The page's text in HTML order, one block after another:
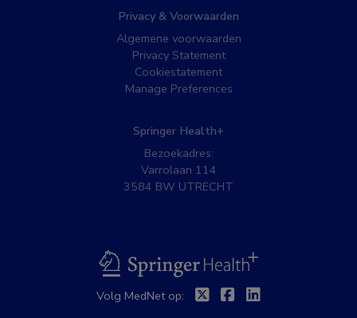
Privacy & Voorwaarden
Algemene voorwaarden
Privacy Statement
Cookiestatement
Manage Preferences
Springer Health+
Bezoekadres:
Varrolaan 114
3584 BW UTRECHT
BSL
Volg MedNet op: TwitterFacebook
Linkedin